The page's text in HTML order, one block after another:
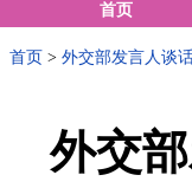
首页
首页 > 外交部发言人谈
外交